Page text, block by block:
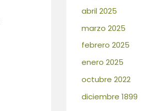
abril 2025
marzo 2025
febrero 2025
enero 2025
octubre 2022
diciembre 1899